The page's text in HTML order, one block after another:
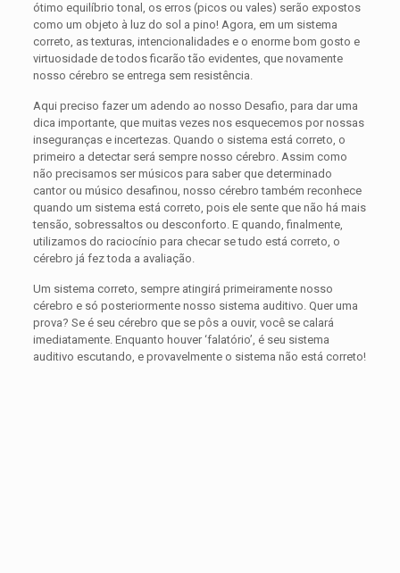
ótimo equilíbrio tonal, os erros (picos ou vales) serão expostos
como um objeto à luz do sol a pino! Agora, em um sistema
correto, as texturas, intencionalidades e o enorme bom gosto e
virtuosidade de todos ficarão tão evidentes, que novamente
nosso cérebro se entrega sem resistência.
Aqui preciso fazer um adendo ao nosso Desafio, para dar uma
dica importante, que muitas vezes nos esquecemos por nossas
inseguranças e incertezas. Quando o sistema está correto, o
primeiro a detectar será sempre nosso cérebro. Assim como
não precisamos ser músicos para saber que determinado
cantor ou músico desafinou, nosso cérebro também reconhece
quando um sistema está correto, pois ele sente que não há mais
tensão, sobressaltos ou desconforto. E quando, finalmente,
utilizamos do raciocínio para checar se tudo está correto, o
cérebro já fez toda a avaliação.
Um sistema correto, sempre atingirá primeiramente nosso
cérebro e só posteriormente nosso sistema auditivo. Quer uma
prova? Se é seu cérebro que se pôs a ouvir, você se calará
imediatamente. Enquanto houver ‘falatório’, é seu sistema
auditivo escutando, e provavelmente o sistema não está correto!